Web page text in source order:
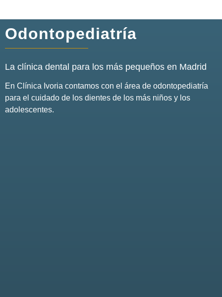
Odontopediatría
La clínica dental para los más pequeños en Madrid
En Clínica Ivoria contamos con el área de odontopediatría
para el cuidado de los dientes de los más niños y los
adolescentes.